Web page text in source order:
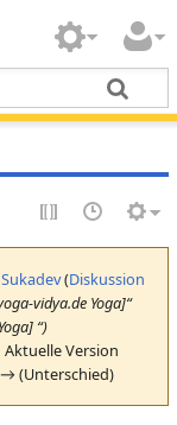
Sukadev(Diskussion
vidya.de Yoga]“
“)
Aktuelle Version
(Unterschied)